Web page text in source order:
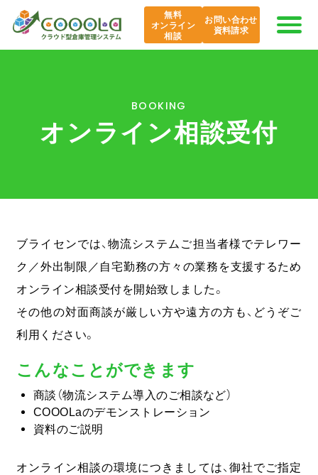
無料
オンライン
相談
お問い合わせ
資料請求
AI COOOLa
課題から探す
COOOLa WES
予測・最適化ソリューション
コラム
コンサルティング
BOOKING
オンライン相談受付
ブライセンでは、物流システムご担当者様でテレワー
ク／外出制限／自宅勤務の方々の業務を支援するため
オンライン相談受付を開始致しました。
その他の対面商談が厳しい方や遠方の方も、どうぞご
利用ください。
こんなことができます
商談（物流システム導入のご相談など）
COOOLaのデモンストレーション
資料のご説明
オンライン相談の環境につきましては、御社でご指定